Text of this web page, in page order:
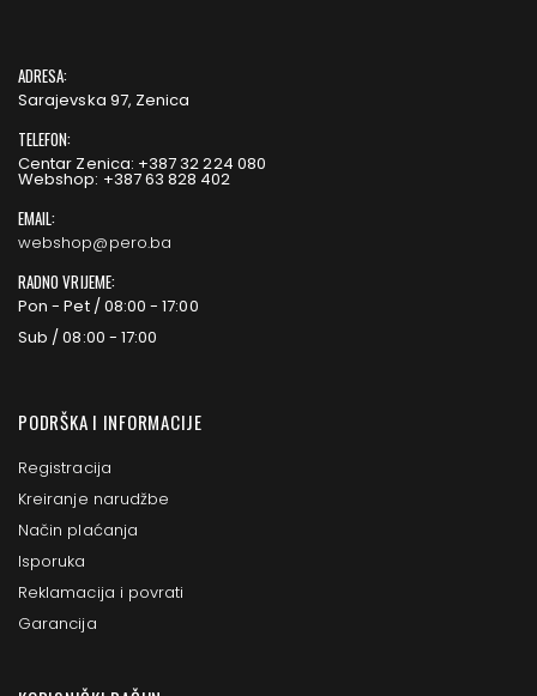
ADRESA:
Sarajevska 97, Zenica
TELEFON:
Centar Zenica: +387 32 224 080
Webshop: +387 63 828 402
EMAIL:
webshop@pero.ba
RADNO VRIJEME:
Pon - Pet / 08:00 - 17:00
Sub / 08:00 - 17:00
PODRŠKA I INFORMACIJE
Registracija
Kreiranje narudžbe
Način plaćanja
Isporuka
Reklamacija i povrati
Garancija